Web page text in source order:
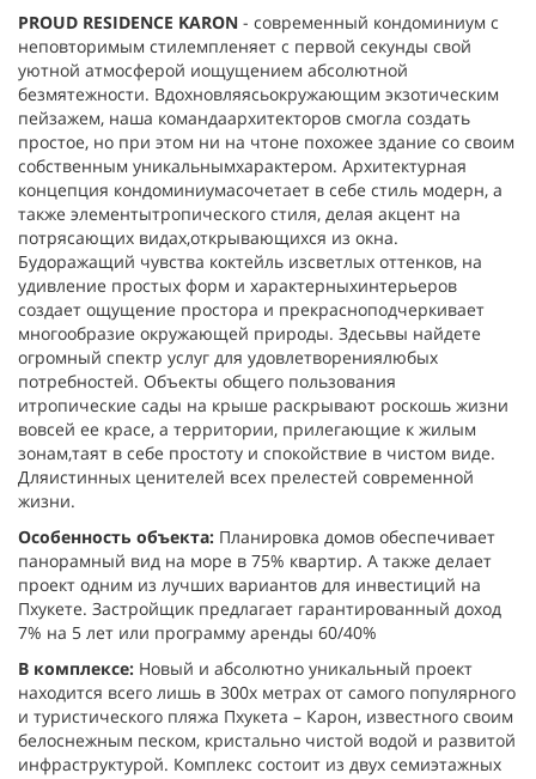
PROUD RESIDENCE KARON - современный кондоминиум с
неповторимым стилемпленяет с первой секунды свой
уютной атмосферой иощущением абсолютной
безмятежности. Вдохновляясьокружающим экзотическим
пейзажем, наша командаархитекторов смогла создать
простое, но при этом ни на чтоне похожее здание со своим
собственным уникальнымхарактером. Архитектурная
концепция кондоминиумасочетает в себе стиль модерн, а
также элементытропического стиля, делая акцент на
потрясающих видах,открывающихся из окна.
Будоражащий чувства коктейль изсветлых оттенков, на
удивление простых форм и характерныхинтерьеров
создает ощущение простора и прекрасноподчеркивает
многообразие окружающей природы. Здесьвы найдете
огромный спектр услуг для удовлетворениялюбых
потребностей. Объекты общего пользования
итропические сады на крыше раскрывают роскошь жизни
вовсей ее красе, а территории, прилегающие к жилым
зонам,таят в себе простоту и спокойствие в чистом виде.
Дляистинных ценителей всех прелестей современной
жизни.
Особенность объекта: Планировка домов обеспечивает
панорамный вид на море в 75% квартир. А также делает
проект одним из лучших вариантов для инвестиций на
Пхукете. Застройщик предлагает гарантированный доход
7% на 5 лет или программу аренды 60/40%
В комплексе: Новый и абсолютно уникальный проект
находится всего лишь в 300х метрах от самого популярного
и туристического пляжа Пхукета – Карон, известного своим
белоснежным песком, кристально чистой водой и развитой
инфраструктурой. Комплекс состоит из двух семиэтажных